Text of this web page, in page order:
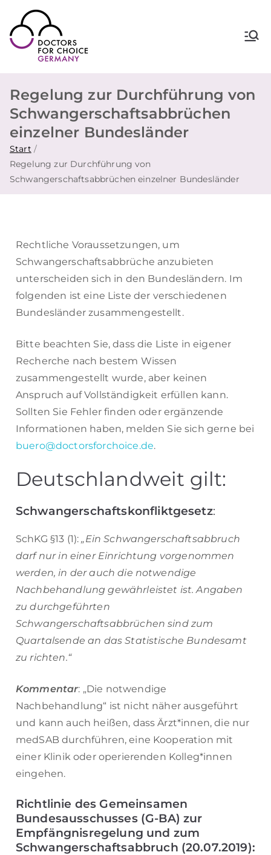
Doctors for Choice Germany
Regelung zur Durchführung von
Schwangerschaftsabbrüchen
einzelner Bundesländer
Start
Regelung zur Durchführung von
Schwangerschaftsabbrüchen einzelner Bundesländer
Rechtliche Voraussetzungen, um
Schwangerschaftsabbrüche anzubieten
unterscheiden sich in den Bundesländern. Im
folgenden ist eine Liste der verschiedenen
Bundesländer zusammengestellt.
Bitte beachten Sie, dass die Liste in eigener
Recherche nach bestem Wissen
zusammengestellt wurde, aber keinen
Anspruch auf Vollständigkeit erfüllen kann.
Sollten Sie Fehler finden oder ergänzende
Informationen haben, melden Sie sich gerne bei
buero@doctorsforchoice.de.
Deutschlandweit gilt:
Schwangerschaftskonfliktgesetz:
SchKG §13 (1):„Ein Schwangerschaftsabbruch
darf nur in einer Einrichtung vorgenommen
werden, in der auch die notwendige
Nachbehandlung gewährleistet ist. Angaben
zu durchgeführten
Schwangerschaftsabbrüchen sind zum
Quartalsende an das Statistische Bundesamt
zu richten.“
Kommentar: „Die notwendige
Nachbehandlung“ ist nicht näher ausgeführt
und kann auch heißen, dass Ärzt*innen, die nur
medSAB durchführen, eine Kooperation mit
einer Klinik oder operierenden Kolleg*innen
eingehen.
Richtlinie des Gemeinsamen
Bundesausschusses (G-BA) zur
Empfängnisregelung und zum
Schwangerschaftsabbruch (20.07.2019):